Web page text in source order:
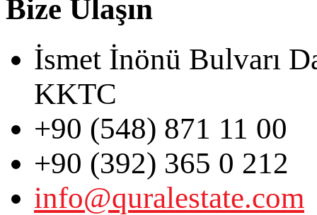
Bize Ulaşın
İsmet İnönü Bulvarı
KKTC
+90 (548) 871 11 00
+90 (392) 365 0 212
info@quralestate.com